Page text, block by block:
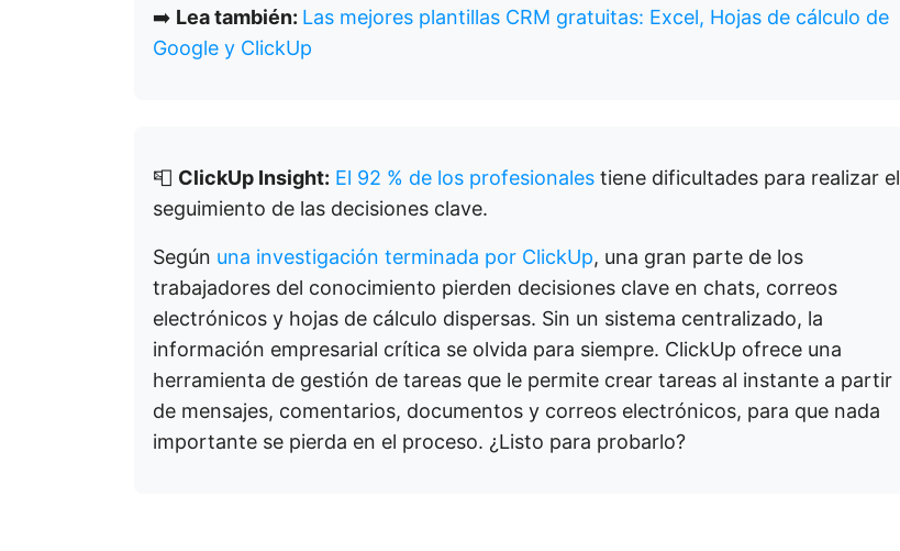
➡️ Lea también: Las mejores plantillas CRM gratuitas: Excel, Hojas de cálculo de
Google y ClickUp
📮 ClickUp Insight: El 92 % de los profesionales tiene dificultades para realizar el
seguimiento de las decisiones clave.
Según una investigación terminada por ClickUp, una gran parte de los
trabajadores del conocimiento pierden decisiones clave en chats, correos
electrónicos y hojas de cálculo dispersas. Sin un sistema centralizado, la
información empresarial crítica se olvida para siempre. ClickUp ofrece una
herramienta de gestión de tareas que le permite crear tareas al instante a partir
de mensajes, comentarios, documentos y correos electrónicos, para que nada
importante se pierda en el proceso. ¿Listo para probarlo?